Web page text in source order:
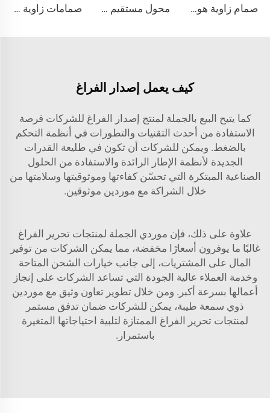
صمام زاوية هوائي كهربائي بنوع L للفراغ KF مع وصلة لحام/مطوية ختم محكم NC بمقاسات NW16-NW50، صفيحة إغلاق من الفولاذ المقاوم للصدأ SS304 SS316L، KF16-KF50 محول مستقيم ISO-K ISO80xISO63-ISO160xISO100 من الفولاذ المقاوم للصدأ SS304/SS316L، وصلة تفريغ عالية الجودة لقطاع أشباه الموصلات صمامات زاوية كهرومغناطيسية SS304 SS316L جسم من الفولاذ المقاوم للصدأ للفراغ NW16-50 تركيب KF16/25/40/50 غاز كهربائي بزاوية 90 درجة من النوع L
كيف يعمل إصدار الفراغ
كما يتيح البيع بالجملة لمنتج إصدار الفراغ للشركات فرصة
الاستفادة من أحدث التقنيات والتطورات في أنظمة التحكم
بالضغط. ويمكن للشركات أن تكون في طليعة القدرات
الجديدة لأنظمة الإطار الرائدة والاستفادة من الحلول
الصناعية المبتكرة التي تحسّن كفاءتها وموثوقيتها وسلامتها من
خلال الشراكة مع موردين موثوقين.
علاوة على ذلك، فإن موردي الجملة لمنتجات تحرير الفراغ
غالبًا ما يوفرون أسعارًا مخفضة، مما يمكن الشركات من توفير
المال على المشتريات، إلى جانب خيارات الشحن المتاحة
وخدمة العملاء عالية الجودة التي تساعد الشركات على إنجاز
أعمالها بسرعة أكبر. ومن خلال تطوير تعاون وثيق مع موردين
ذوي سمعة طيبة، يمكن للشركات ضمان تدفق مستمر
لمنتجات تحرير الفراغ الممتازة لتلبية احتياجاتها المتغيرة
باستمرار.